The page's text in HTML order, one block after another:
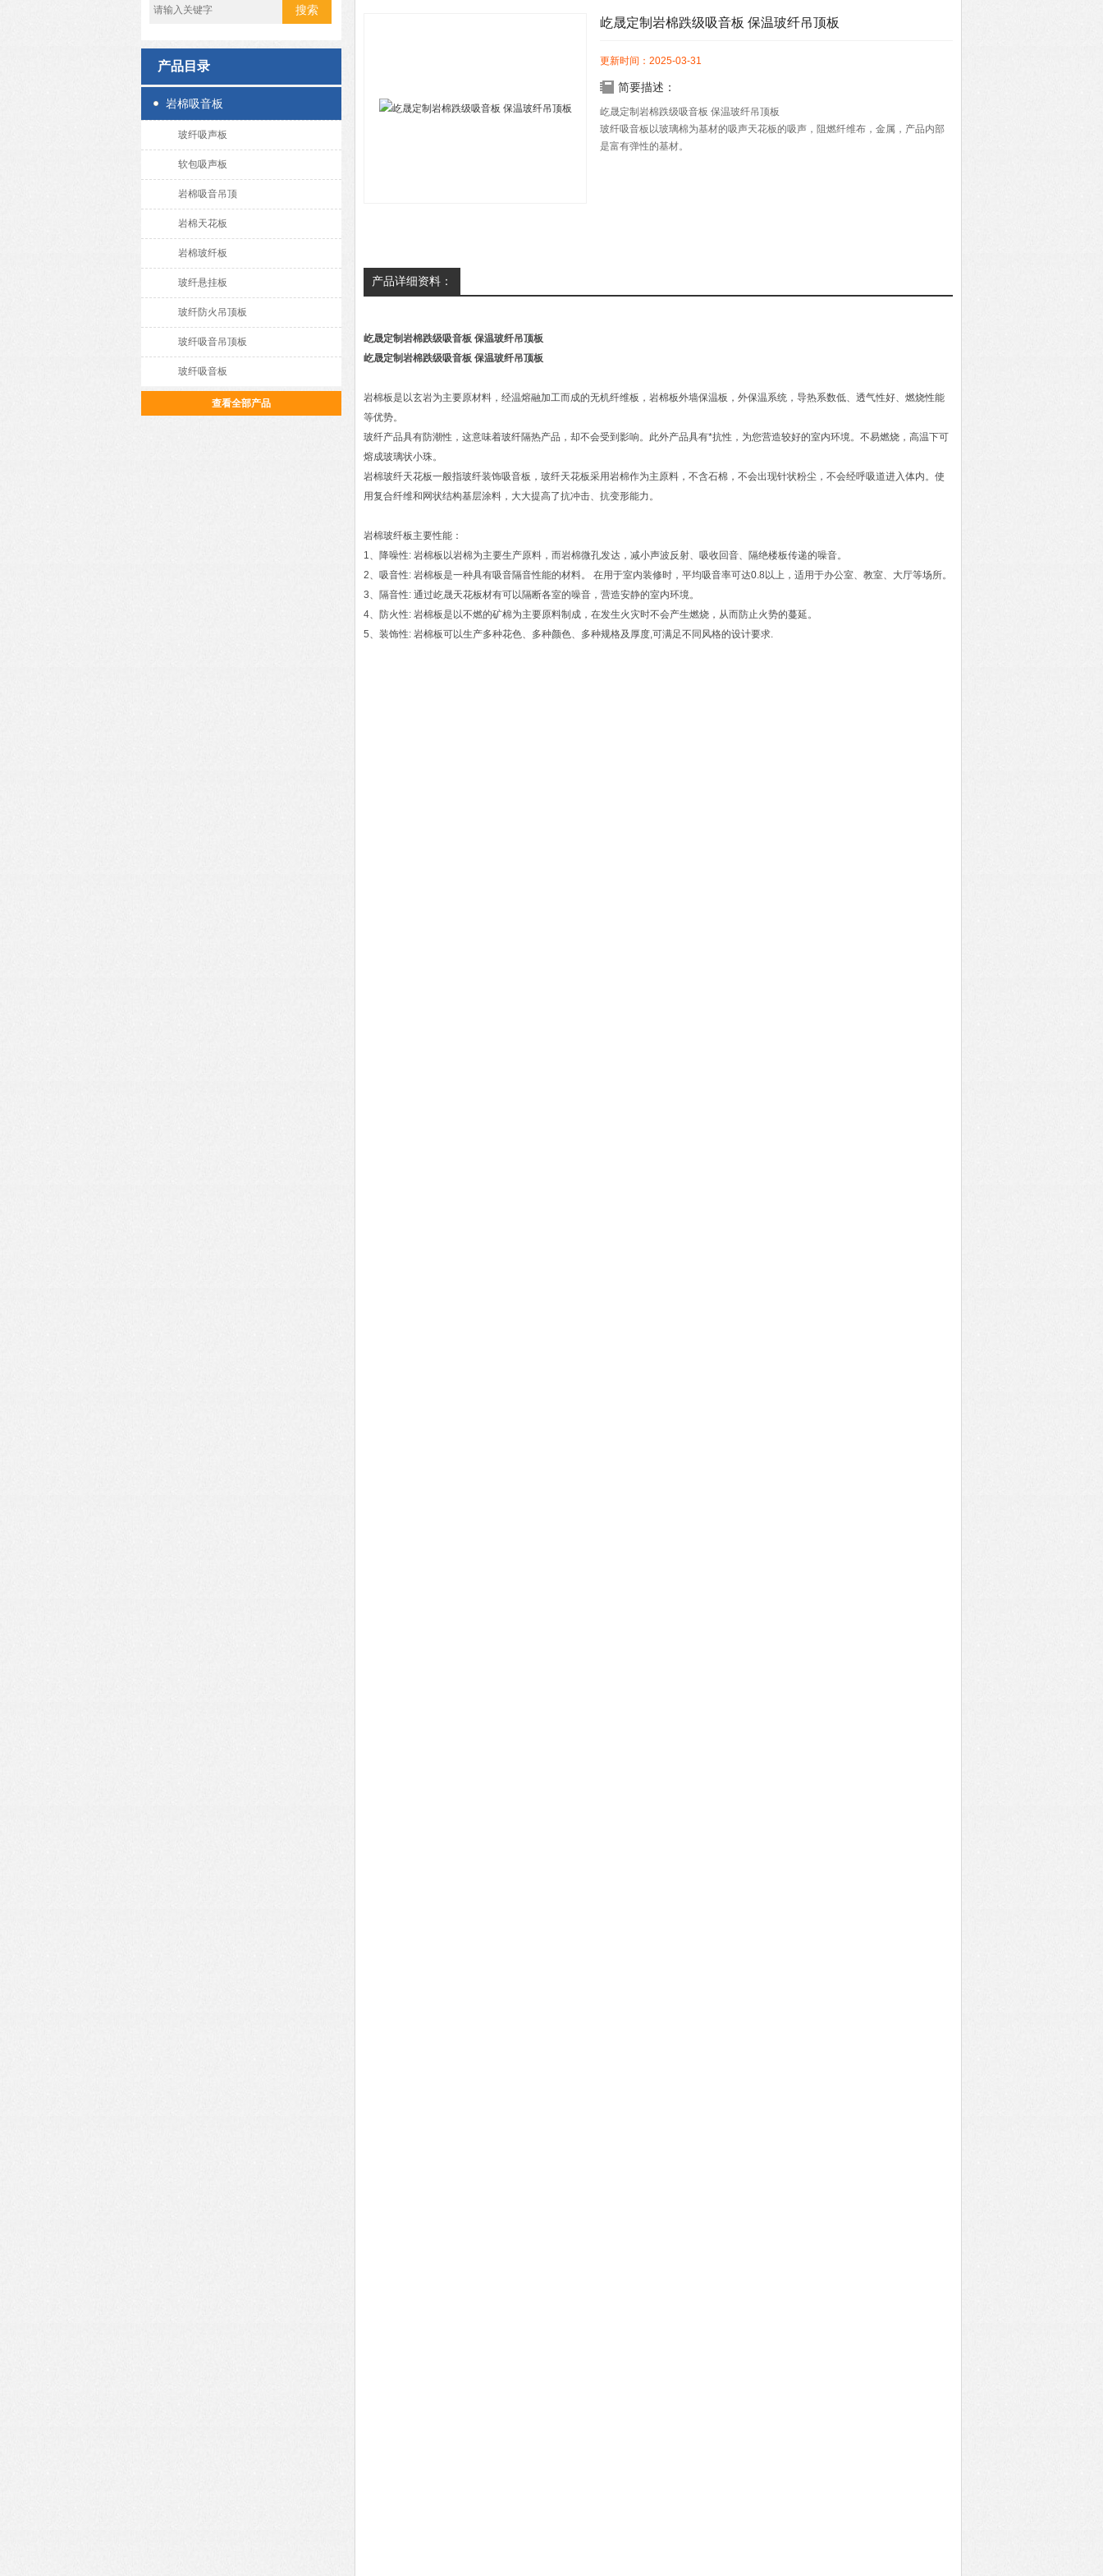
产品目录
岩棉吸音板
玻纤吸声板
软包吸声板
岩棉吸音吊顶
岩棉天花板
岩棉玻纤板
玻纤悬挂板
玻纤防火吊顶板
玻纤吸音吊顶板
玻纤吸音板
查看全部产品
屹晟定制岩棉跌级吸音板 保温玻纤吊顶板
更新时间：2025-03-31
简要描述：
屹晟定制岩棉跌级吸音板 保温玻纤吊顶板
玻纤吸音板以玻璃棉为基材的吸声天花板的吸声，阻燃纤维布，金属，产品内部
是富有弹性的基材。
产品详细资料：
屹晟定制岩棉跌级吸音板 保温玻纤吊顶板
屹晟定制岩棉跌级吸音板 保温玻纤吊顶板
岩棉板是以玄岩为主要原材料，经温熔融加工而成的无机纤维板，岩棉板外墙保温板，外保温系统，导热系数低、透气性好、燃烧性能
等优势。
玻纤产品具有防潮性，这意味着玻纤隔热产品，却不会受到影响。此外产品具有*抗性，为您营造较好的室内环境。不易燃烧，高温下可
熔成玻璃状小珠。
岩棉玻纤天花板一般指玻纤装饰吸音板，玻纤天花板采用岩棉作为主原料，不含石棉，不会出现针状粉尘，不会经呼吸道进入体内。使
用复合纤维和网状结构基层涂料，大大提高了抗冲击、抗变形能力。
岩棉玻纤板主要性能：
1、降噪性: 岩棉板以岩棉为主要生产原料，而岩棉微孔发达，减小声波反射、吸收回音、隔绝楼板传递的噪音。
2、吸音性: 岩棉板是一种具有吸音隔音性能的材料。 在用于室内装修时，平均吸音率可达0.8以上，适用于办公室、教室、大厅等场所。
3、隔音性: 通过屹晟天花板材有可以隔断各室的噪音，营造安静的室内环境。
4、防火性: 岩棉板是以不燃的矿棉为主要原料制成，在发生火灾时不会产生燃烧，从而防止火势的蔓延。
5、装饰性: 岩棉板可以生产多种花色、多种颜色、多种规格及厚度,可满足不同风格的设计要求.